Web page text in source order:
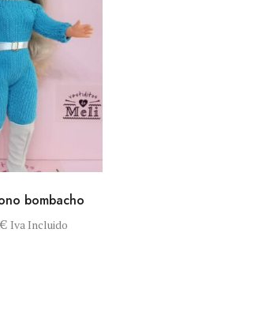
elegir en la página de producto
CARRITO
bombacho
€ Iva Incluido